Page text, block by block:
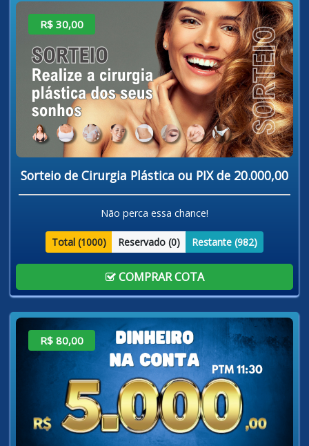
R$ 30,00
Sorteio de Cirurgia Plástica ou PIX de 20.000,00
Não perca essa chance!
Total (1000) Reservado (0) Restante (982)
COMPRAR COTA
R$ 80,00